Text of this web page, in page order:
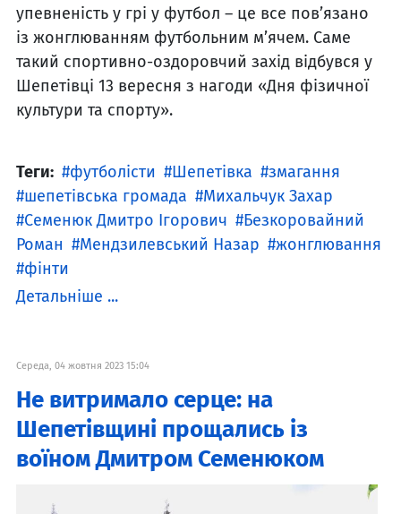
упевненість у грі у футбол – це все пов’язано
із жонглюванням футбольним м’ячем. Саме
такий спортивно-оздоровчий захід відбувся у
Шепетівці 13 вересня з нагоди «Дня фізичної
культури та спорту».
Теги: футболісти Шепетівка
змагання
шепетівська громада
Михальчук Захар
Семенюк Дмитро Ігорович
Безкоровайний
Роман
Мендзилевський Назар
жонглювання
фінти
Детальніше ...
Середа, 04 жовтня 2023 15:04
Не витримало серце: на
Шепетівщині прощались із
воїном Дмитром Семенюком